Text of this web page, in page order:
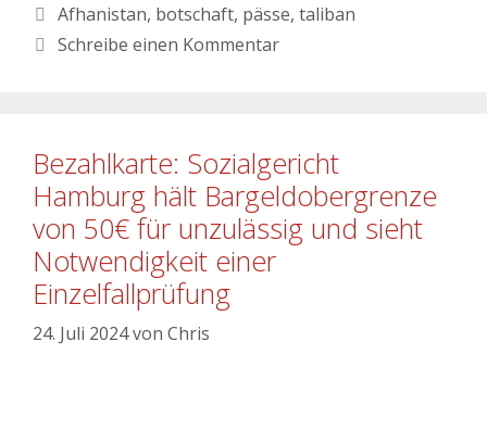
Afhanistan, botschaft, pässe, taliban
Schreibe einen Kommentar
Bezahlkarte: Sozialgericht
Hamburg hält Bargeldobergrenze
von 50€ für unzulässig und sieht
Notwendigkeit einer
Einzelfallprüfung
24. Juli 2024von Chris